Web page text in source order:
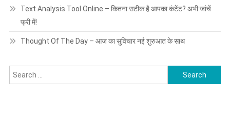
Text Analysis Tool Online – कितना सटीक है आपका कंटेंट? अभी जांचें
फ्री में!
Thought Of The Day – आज का सुविचार नई शुरुआत के साथ
Search
for: